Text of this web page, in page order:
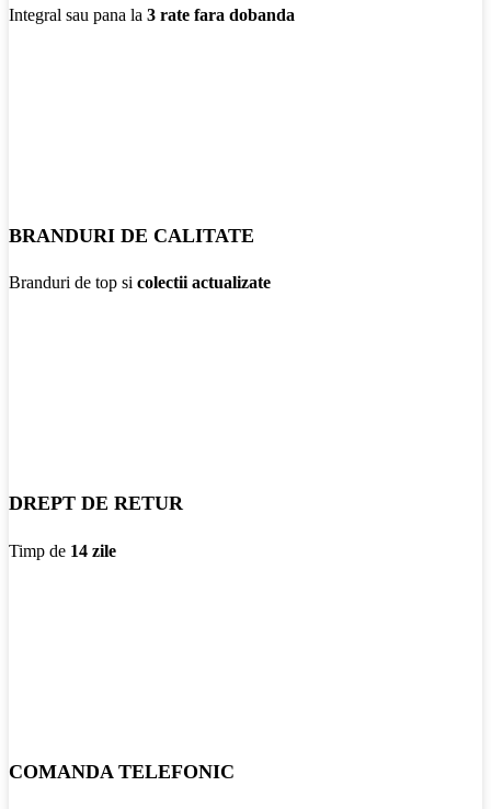
Integral sau pana la 3 rate fara dobanda
BRANDURI DE CALITATE
Branduri de top si colectii actualizate
DREPT DE RETUR
Timp de 14 zile
COMANDA TELEFONIC